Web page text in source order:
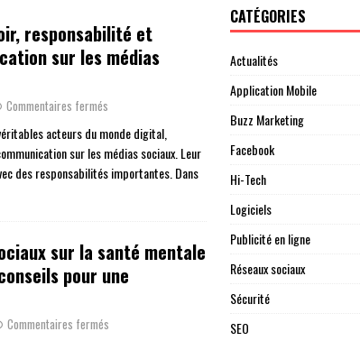
responsabilité et
sur les médias
Commentaires fermés
acteurs du monde digital,
sur les médias sociaux. Leur
des responsabilités importantes. Dans
sur la santé mentale
pour une
Commentaires fermés
CATÉGORIES
Actualités
Application Mobile
Buzz Marketing
Facebook
Hi-Tech
Logiciels
Publicité en ligne
Réseaux sociaux
Sécurité
SEO